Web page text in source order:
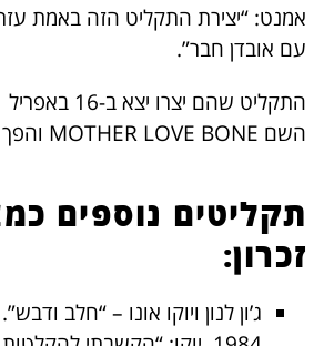
אמנט: “יצירת התקליט הזה באמת
עם אובדן חבר”.
השם MOTHER LOVE BONE והפך לרב מכר.
תקליטים נוספים
זכרון:
ג’ון לנון ויוקו אונו – “חלב